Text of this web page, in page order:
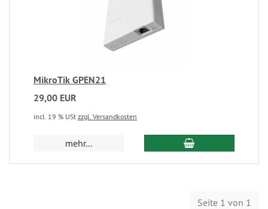
MikroTik GPEN21
29,00 EUR
incl. 19 % USt zzgl. Versandkosten
mehr...
Seite 1 von 1